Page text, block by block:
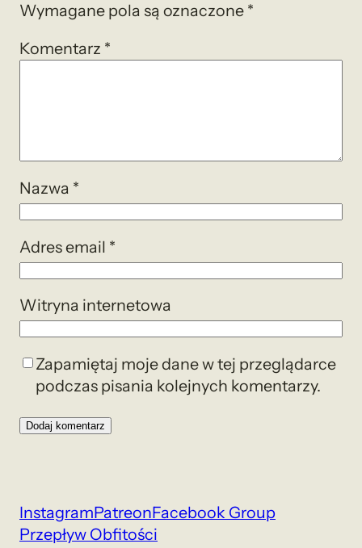
Wymagane pola są oznaczone *
Komentarz *
Nazwa *
Adres email *
Witryna internetowa
Zapamiętaj moje dane w tej przeglądarce
podczas pisania kolejnych komentarzy.
InstagramPatreonFacebook Group
Przepływ Obfitości